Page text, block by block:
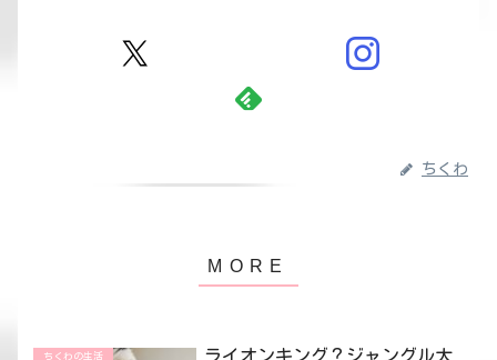
ちくわ
ちくわの生活
ライオンキング？ジャングル大